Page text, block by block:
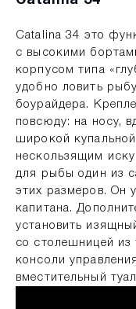
Catalina 34 это
с высокими
корпусом типа
удобно ловить
боурайдера.
повсюду: на носу,
широкой
нескользящим
для рыбы один из
этих размеров. Он
капитана.
установить
со столешницей из
консоли
вместительный